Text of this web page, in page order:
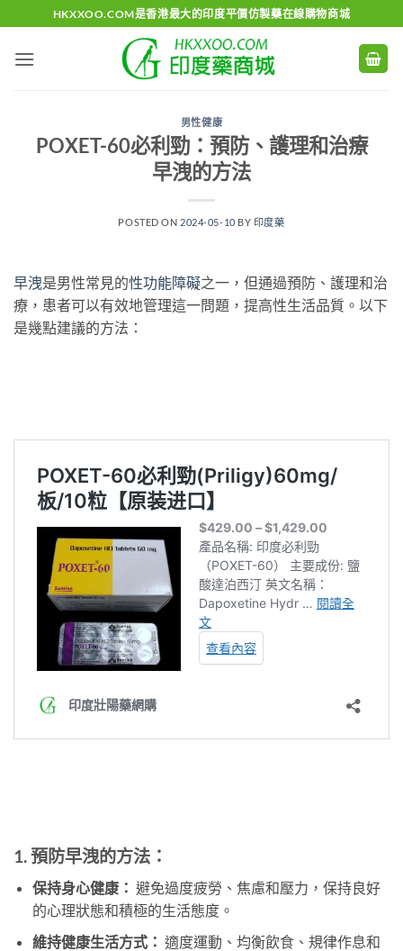
to
content
HKXXOO.COM是香港最大的印度平價仿製藥在線購物商城
男性健康
POXET-60必利勁：預防、護理和治療
早洩的方法
POSTED ON 2024-05-10 BY 印度藥
早洩是男性常見的性功能障礙之一，但通過預防、護理和治
療，患者可以有效地管理這一問題，提高性生活品質。以下
是幾點建議的方法：
1. 預防早洩的方法：
保持身心健康： 避免過度疲勞、焦慮和壓力，保持良好
的心理狀態和積極的生活態度。
維持健康生活方式： 適度運動、均衡飲食、規律作息和